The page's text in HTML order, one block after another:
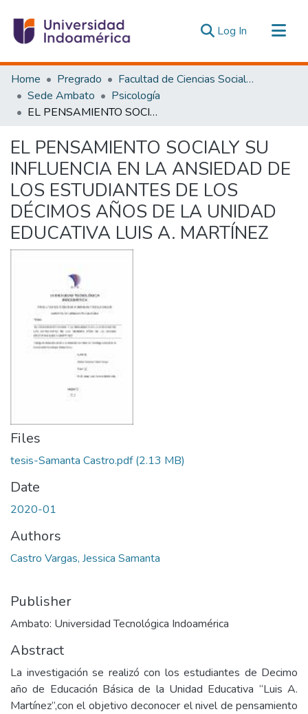
Log In (current)
Communities & Collections
All of DSpace
Statistics
Home Pregrado
Facultad de Ciencias Sociales y Humanas
Sede Ambato
Psicología
EL PENSAMIENTO SOCIALY SU INFLUENCIA EN LA ANSIEDAD DE LOS ESTUDIANTES DE LOS DÉCIMOS AÑOS DE LA UNIDAD EDUCATIVA LUIS A. MARTÍNEZ
EL PENSAMIENTO SOCIALY SU
INFLUENCIA EN LA ANSIEDAD DE
LOS ESTUDIANTES DE LOS
DÉCIMOS AÑOS DE LA UNIDAD
EDUCATIVA LUIS A. MARTÍNEZ
Files
tesis-Samanta Castro.pdf(2.13 MB)
Date
2020-01
Authors
Castro Vargas, Jessica Samanta
Publisher
Ambato: Universidad Tecnológica Indoamérica
Abstract
La investigación se realizó con los estudiantes de Decimo
año de Educación Básica de la Unidad Educativa “Luis A.
Martínez”,con el objetivo deconocer el nivel de pensamiento